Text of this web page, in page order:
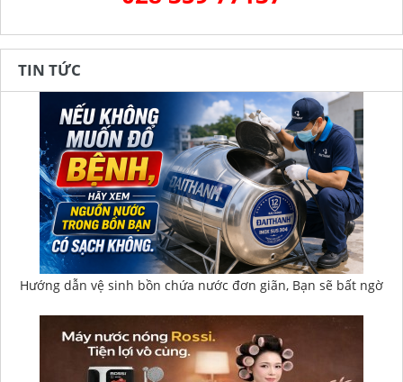
TIN TỨC
Hướng dẫn vệ sinh bồn chứa nước đơn giãn, Bạn sẽ bất ngờ